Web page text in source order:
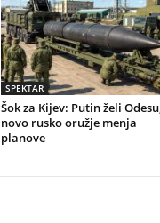
SPEKTAR
Šok za Kijev: Putin želi Odesu,
novo rusko oružje menja
planove